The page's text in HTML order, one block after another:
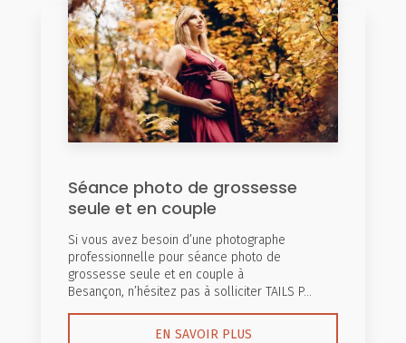
Séance photo de grossesse
seule et en couple
Si vous avez besoin d’une photographe
professionnelle pour séance photo de
grossesse seule et en couple à
Besançon, n’hésitez pas à solliciter TAILS P...
EN SAVOIR PLUS